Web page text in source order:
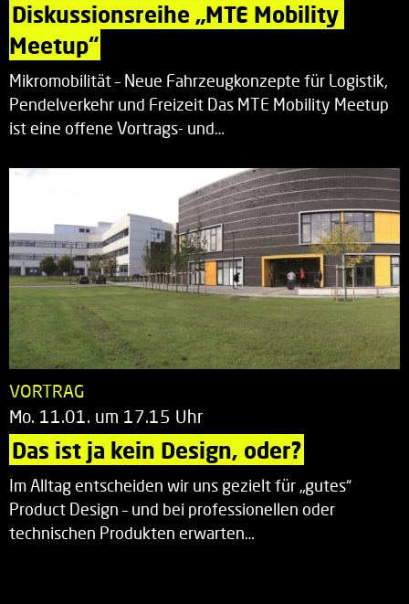
Diskussionsreihe „MTE Mobility
Meetup“
Mikromobilität – Neue Fahrzeugkonzepte für Logistik,
Pendelverkehr und Freizeit Das MTE Mobility Meetup
ist eine offene Vortrags- und…
VORTRAG
Mo. 11.01. um 17.15 Uhr
Das ist ja kein Design, oder?
Im Alltag entscheiden wir uns gezielt für „gutes“
Product Design – und bei professionellen oder
technischen Produkten erwarten…